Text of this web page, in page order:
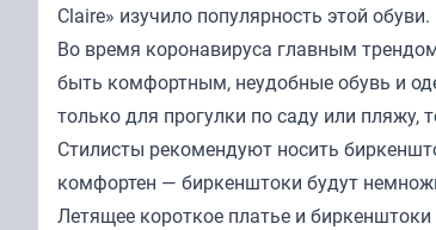
Claire» изучило популярность этой обуви.
Во время коронавируса главным
быть комфортным, неудобные обувь и
только для прогулки по саду или пляжу,
Стилисты рекомендуют носить
комфортен — биркенштоки будут
Летящее короткое платье и